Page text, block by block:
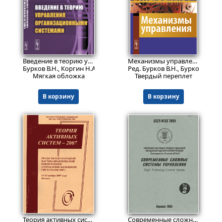
₽
Введение в теорию управления организационными системами.
Бурков В.Н., Коргин Н.А., Новиков Д.А.
Мягкая обложка
В корзину
Механизмы управления: Механизмы планирования, организации, мотивации и контроля в работе с персоналом
Ред. Бурков В.Н., Буркова
Твердый переплет
В корзину
999₽
Теория активных систем -- 2007: Труды Международной научно-практической конференции
Пред.заказ!
Современные сложные системы управления: Сб. тр. науч.-практ. конф.